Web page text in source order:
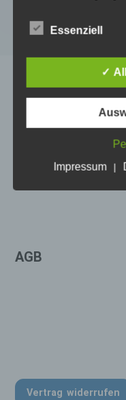
AGB
Vertrag widerrufen
absoluter Schutz
kann. Aus diesem
beispielsweise
übermitteln.
Die
Begrifflichkeiten,
Richtlinien- und
verwendet
verwendeten
identifizierte
Person (im
Essenziell
✓
Impressum
|